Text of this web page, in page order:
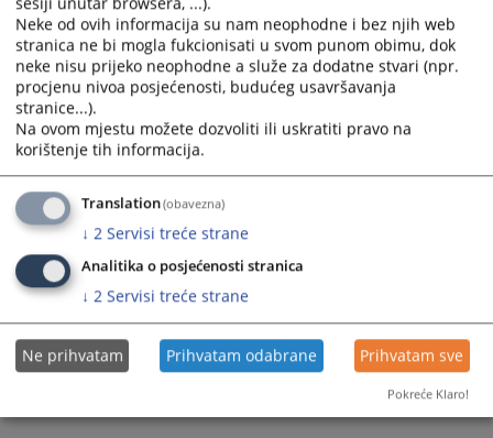
Вијест доступна још на: Bosanski jezik
9ПРЕГЛЕДА
Neke od ovih informacija su nam neophodne i bez njih web
stranica ne bi mogla fukcionisati u svom punom obimu, dok
neke nisu prijeko neophodne a služe za dodatne stvari (npr.
procjenu nivoa posjećenosti, budućeg usavršavanja
stranice...).
Na ovom mjestu možete dozvoliti ili uskratiti pravo na
korištenje tih informacija.
Translation(obavezna)
↓ 2 Servisi treće strane
Analitika o posjećenosti stranica
↓ 2 Servisi treće strane
Ne prihvatam Prihvatam odabrane Prihvatam sve
Pokreće Klaro!